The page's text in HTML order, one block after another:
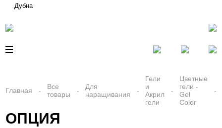
Дубна
Главная
Все
товары
Для
наращивания
Гели
и
Акрил
гели
Цветные
гели -
Gel
Color
ОПЦИЯ